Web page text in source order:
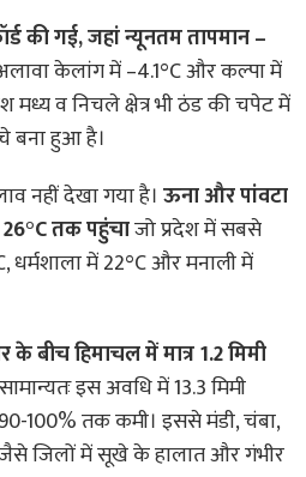
की गई, जहां न्यूनतम तापमान –
केलांग में –4.1°C और कल्पा में
मध्य व निचले क्षेत्र भी ठंड की चपेट में
बना हुआ है।
नहीं देखा गया है। ऊना और पांवटा
तक पहुंचाजो प्रदेश में सबसे
धर्मशाला में 22°C और मनाली में
के बीच हिमाचल में मात्र 1.2 मिमी
इस अवधि में 13.3 मिमी
90-100% तक कमी। इससे मंडी, चंबा,
जिलों में सूखे के हालात और गंभीर